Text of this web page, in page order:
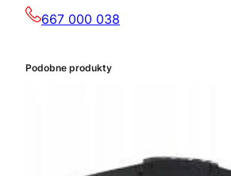
667 000 038
Podobne produkty